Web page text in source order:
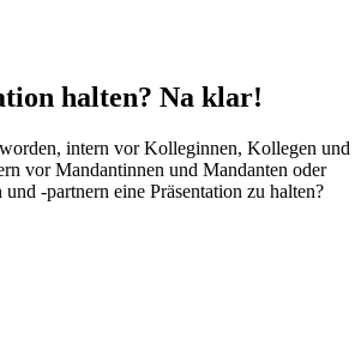
halten? Na klar!
intern vor Kolleginnen, Kollegen und
vor Mandantinnen und Mandanten oder
-partnern eine Präsentation zu halten?